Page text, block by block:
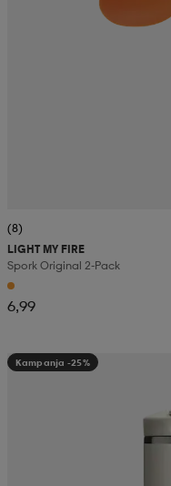
(8)
LIGHT MY FIRE
Spork Original 2-Pack
6,99
Kampanja -25%